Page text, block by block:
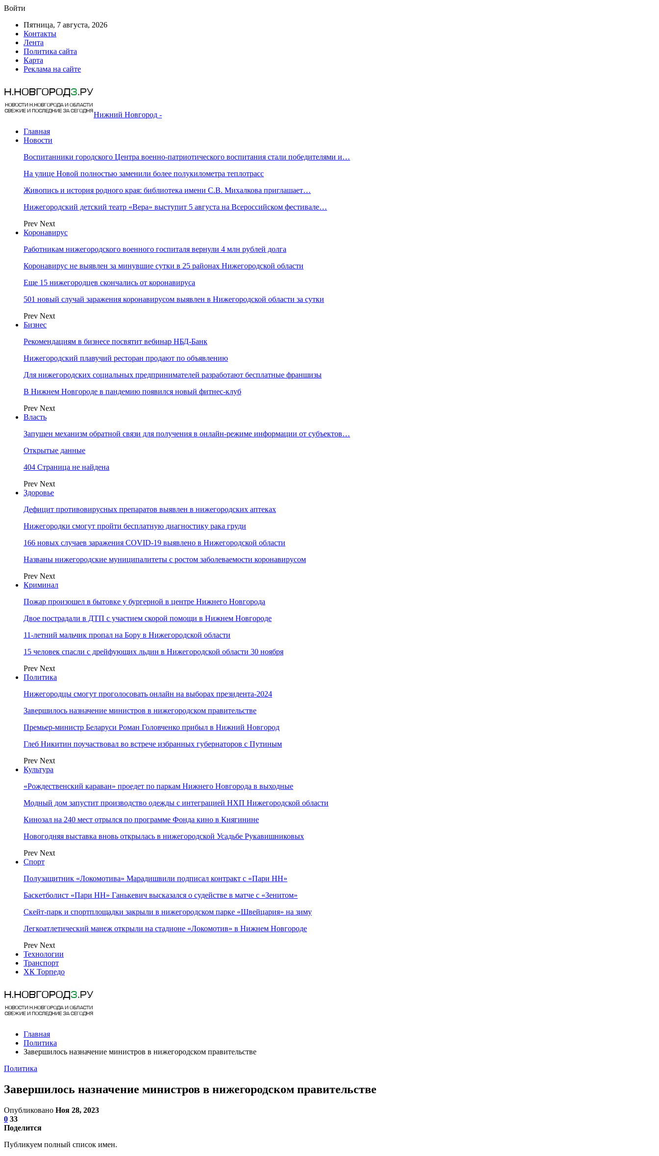
Войти
Пятница, 7 августа, 2026
Контакты
Лента
Политика сайта
Карта
Реклама на сайте
Нижний Новгород -
Главная
Новости
Воспитанники городского Центра военно-патриотического воспитания стали победителями и…
На улице Новой полностью заменили более полукилометра теплотрасс
Живопись и история родного края: библиотека имени С.В. Михалкова приглашает…
Нижегородский детский театр «Вера» выступит 5 августа на Всероссийском фестивале…
Prev Next
Коронавирус
Работникам нижегородского военного госпиталя вернули 4 млн рублей долга
Коронавирус не выявлен за минувшие сутки в 25 районах Нижегородской области
Еще 15 нижегородцев скончались от коронавируса
501 новый случай заражения коронавирусом выявлен в Нижегородской области за сутки
Prev Next
Бизнес
Рекомендациям в бизнесе посвятит вебинар НБД-Банк
Нижегородский плавучий ресторан продают по объявлению
Для нижегородских социальных предпринимателей разработают бесплатные франшизы
В Нижнем Новгороде в пандемию появился новый фитнес-клуб
Prev Next
Власть
Запущен механизм обратной связи для получения в онлайн-режиме информации от субъектов…
Открытые данные
404 Страница не найдена
Prev Next
Здоровье
Дефицит противовирусных препаратов выявлен в нижегородских аптеках
Нижегородки смогут пройти бесплатную диагностику рака груди
166 новых случаев заражения COVID-19 выявлено в Нижегородской области
Названы нижегородские муниципалитеты с ростом заболеваемости коронавирусом
Prev Next
Криминал
Пожар произошел в бытовке у бургерной в центре Нижнего Новгорода
Двое пострадали в ДТП с участием скорой помощи в Нижнем Новгороде
11-летний мальчик пропал на Бору в Нижегородской области
15 человек спасли с дрейфующих льдин в Нижегородской области 30 ноября
Prev Next
Политика
Нижегородцы смогут проголосовать онлайн на выборах президента-2024
Завершилось назначение министров в нижегородском правительстве
Премьер-министр Беларуси Роман Головченко прибыл в Нижний Новгород
Глеб Никитин поучаствовал во встрече избранных губернаторов с Путиным
Prev Next
Культура
«Рождественский караван» проедет по паркам Нижнего Новгорода в выходные
Модный дом запустит производство одежды с интеграцией НХП Нижегородской области
Кинозал на 240 мест отрылся по программе Фонда кино в Княгинине
Новогодняя выставка вновь открылась в нижегородской Усадьбе Рукавишниковых
Prev Next
Спорт
Полузащитник «Локомотива» Марадишвили подписал контракт с «Пари НН»
Баскетболист «Пари НН» Ганькевич высказался о судействе в матче с «Зенитом»
Скейт-парк и спортплощадки закрыли в нижегородском парке «Швейцария» на зиму
Легкоатлетический манеж открыли на стадионе «Локомотив» в Нижнем Новгороде
Prev Next
Технологии
Транспорт
ХК Торпедо
Главная
Политика
Завершилось назначение министров в нижегородском правительстве
Политика
Завершилось назначение министров в нижегородском правительстве
Опубликовано Ноя 28, 2023
0 33
Поделится
Публикуем полный список имен.